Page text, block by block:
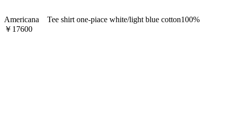
Americana Tee shirt one-piace white/light blue cotton100%
￥17600